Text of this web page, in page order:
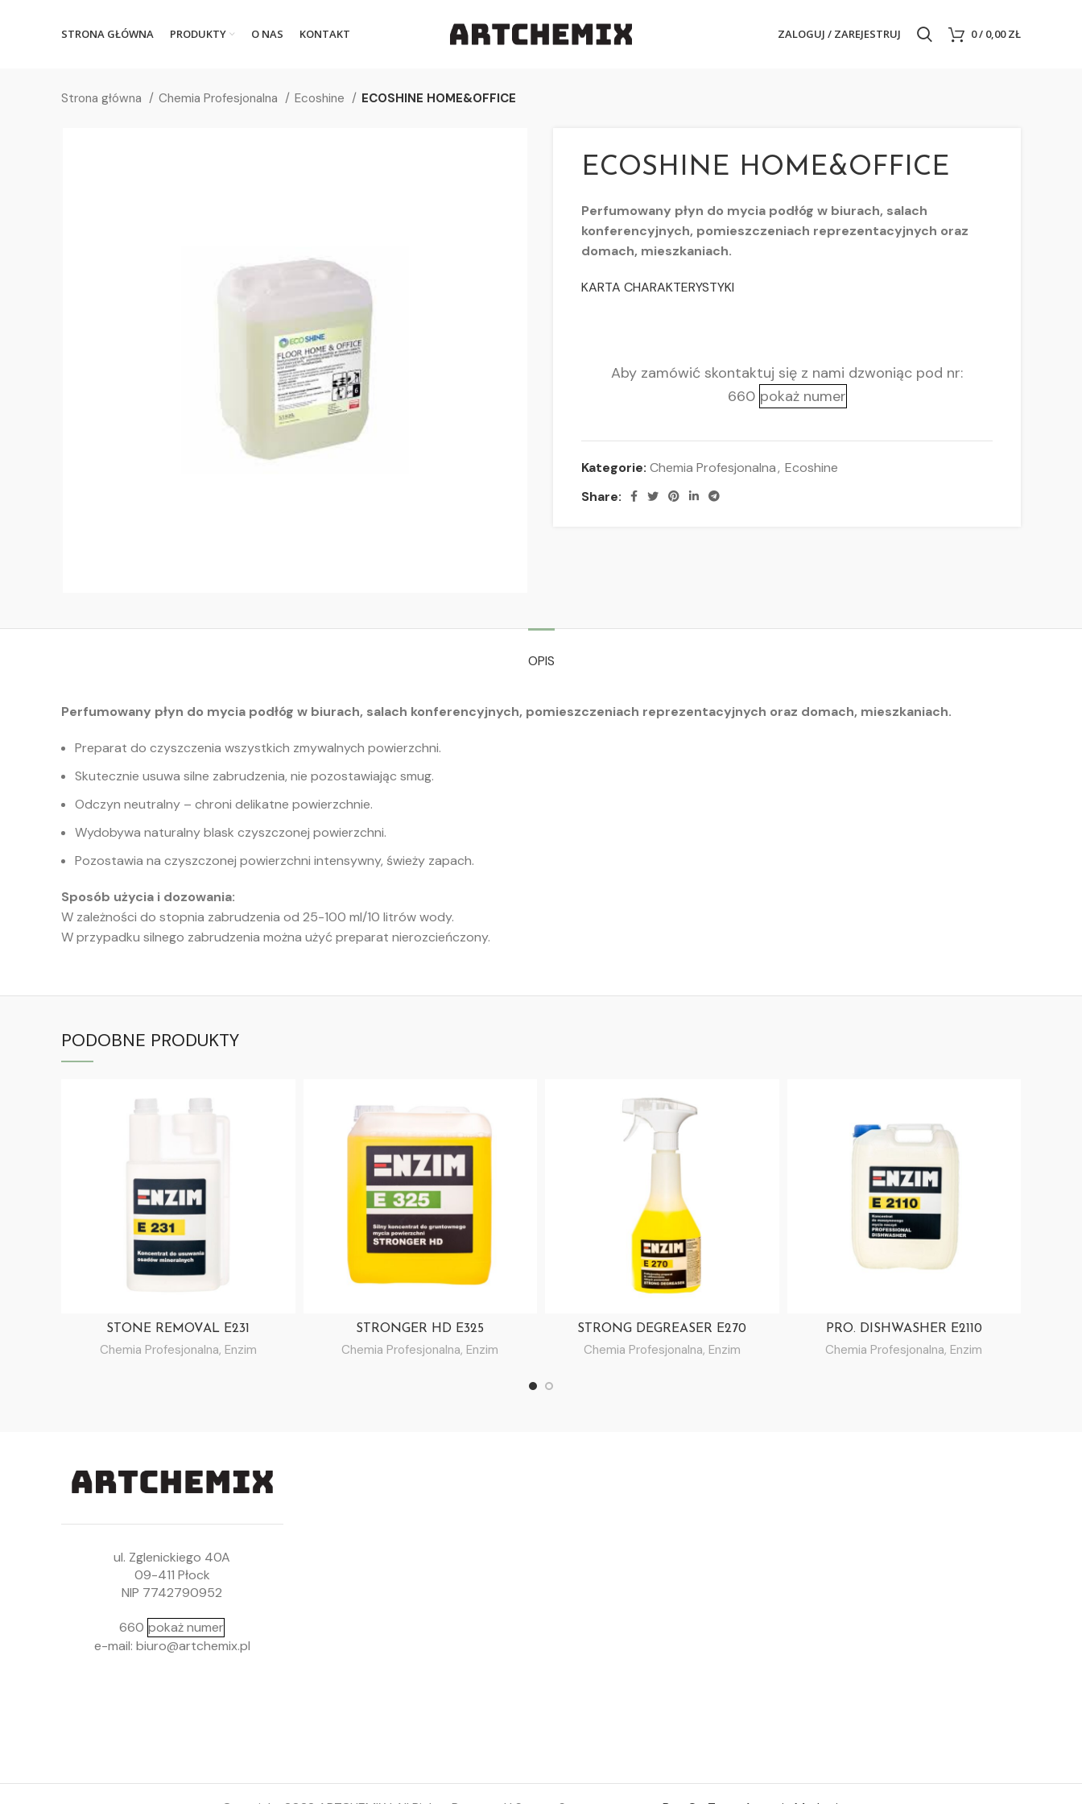
STRONA GŁÓWNA PRODUKTY O NAS KONTAKT ZALOGUJ / ZAREJESTRUJ 0/ 0,00ZŁ
Strona główna Chemia Profesjonalna Ecoshine ECOSHINE HOME&OFFICE
ECOSHINE HOME&OFFICE
Perfumowany płyn do mycia podłóg w biurach, salach
konferencyjnych, pomieszczeniach reprezentacyjnych oraz
domach, mieszkaniach.
KARTA CHARAKTERYSTYKI
Aby zamówić skontaktuj się z nami dzwoniąc pod nr:
660 pokaż numer
Kategorie: Chemia Profesjonalna, Ecoshine
Share:
OPIS
Perfumowany płyn do mycia podłóg w biurach, salach konferencyjnych, pomieszczeniach reprezentacyjnych oraz domach, mieszkaniach.
Preparat do czyszczenia wszystkich zmywalnych powierzchni.
Skutecznie usuwa silne zabrudzenia, nie pozostawiając smug.
Odczyn neutralny – chroni delikatne powierzchnie.
Wydobywa naturalny blask czyszczonej powierzchni.
Pozostawia na czyszczonej powierzchni intensywny, świeży zapach.
Sposób użycia i dozowania:
W zależności do stopnia zabrudzenia od 25-100 ml/10 litrów wody.
W przypadku silnego zabrudzenia można użyć preparat nierozcieńczony.
PODOBNE PRODUKTY
STONE REMOVAL E231
Chemia Profesjonalna, Enzim
STRONGER HD E325
Chemia Profesjonalna, Enzim
STRONG DEGREASER E270
Chemia Profesjonalna, Enzim
PRO. DISHWASHER E2110
Chemia Profesjonalna, Enzim
ul. Zglenickiego 40A
09-411 Płock
NIP 7742790952
660 pokaż numer
e-mail: biuro@artchemix.pl